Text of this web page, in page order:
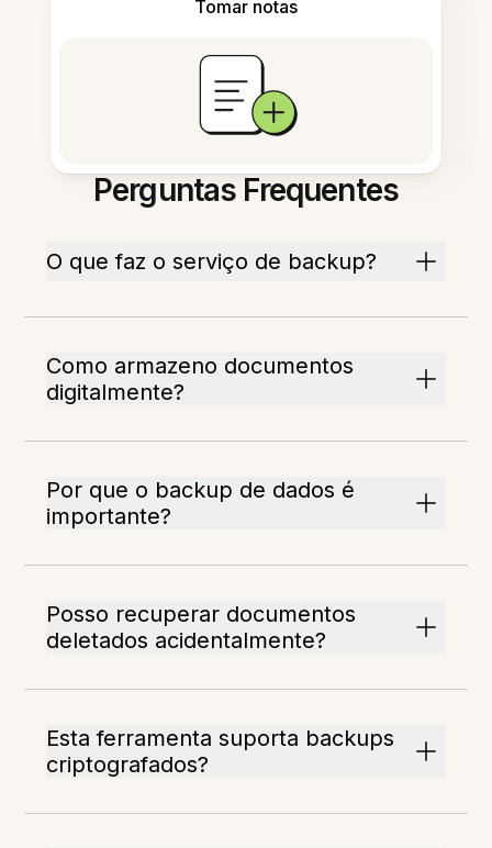
Tomar notas
Perguntas Frequentes
O que faz o serviço de backup?
Como armazeno documentos
digitalmente?
Por que o backup de dados é
importante?
Posso recuperar documentos
deletados acidentalmente?
Esta ferramenta suporta backups
criptografados?